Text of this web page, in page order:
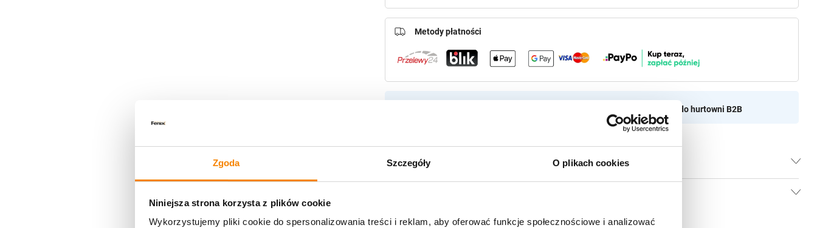
Zgoda Szczegóły O plikach cookies
Niniejsza strona korzysta z plików cookie
Wykorzystujemy pliki cookie do spersonalizowania treści i reklam, aby oferować funkcje społecznościowe i analizować
Przejdź do hurtowni B2B
Metody płatności
Specyfikacja